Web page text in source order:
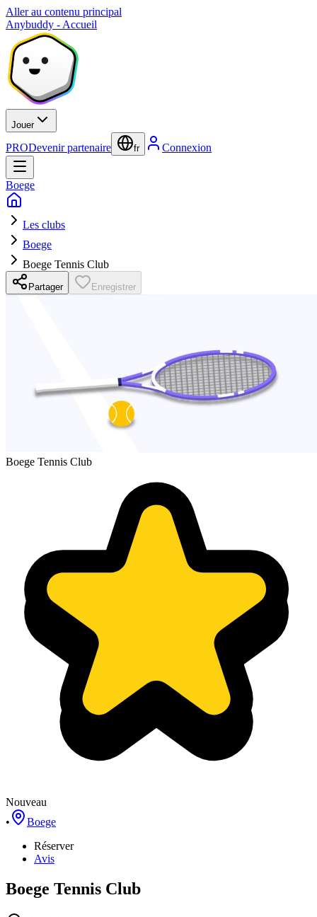
Aller au contenu principal
Anybuddy - Accueil
Jouer
PRODevenir partenaire fr Connexion
Boege
Les clubs
Boege
Boege Tennis Club
Partager Enregistrer
Boege Tennis Club
Nouveau
•
Boege
Réserver
Avis
Boege Tennis Club